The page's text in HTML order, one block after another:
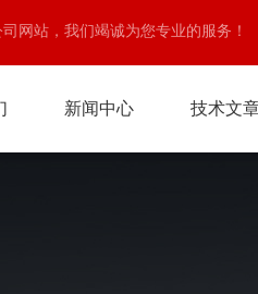
网站，我们竭诚为您专业的服务！
新闻中心 技术文